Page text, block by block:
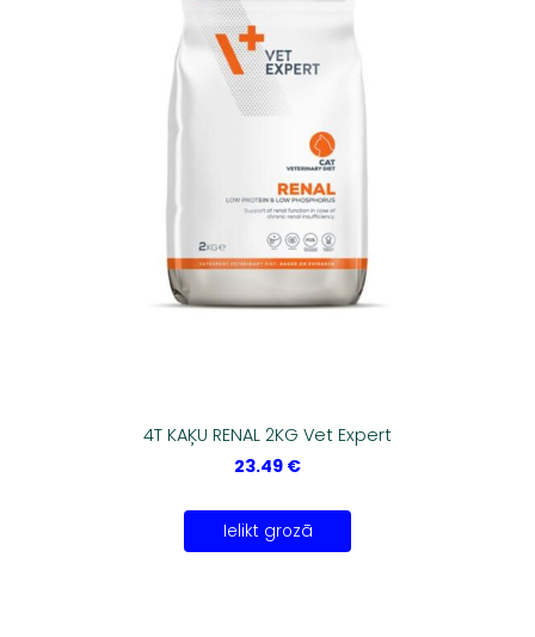
4T KAĶU RENAL 2KG Vet Expert
23.49 €
Ielikt grozā